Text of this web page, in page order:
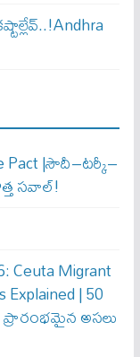
Pact |సౌదీ–టర్కీ–
సవాల్!
Ceuta Migrant
Explained | 50
అసలు